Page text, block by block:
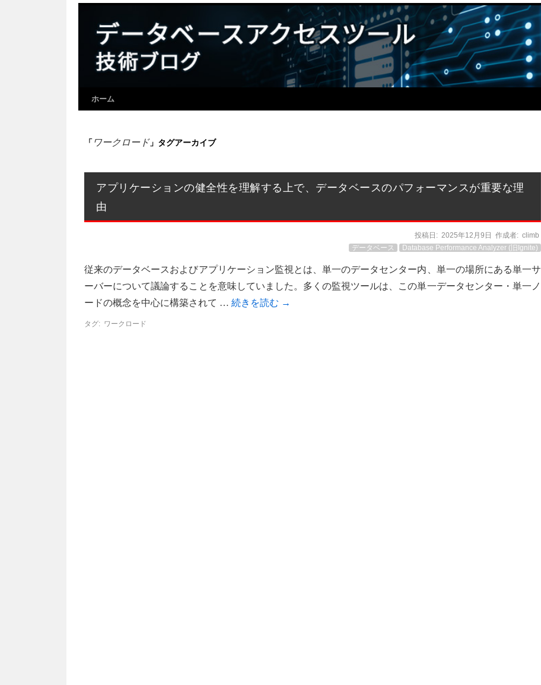
ホーム
「 ワークロード」タグアーカイブ
アプリケーションの健全性を理解する上で、データベースのパフォーマンスが重要な理
由
投稿日: 2025年12月9日 作成者: climb
データベース
Database Performance Analyzer (旧Ignite)
従来のデータベースおよびアプリケーション監視とは、単一のデータセンター内、単一の場所にある単一サ
ーバーについて議論することを意味していました。多くの監視ツールは、この単一データセンター・単一ノ
ードの概念を中心に構築されて … 続きを読む →
タグ: ワークロード